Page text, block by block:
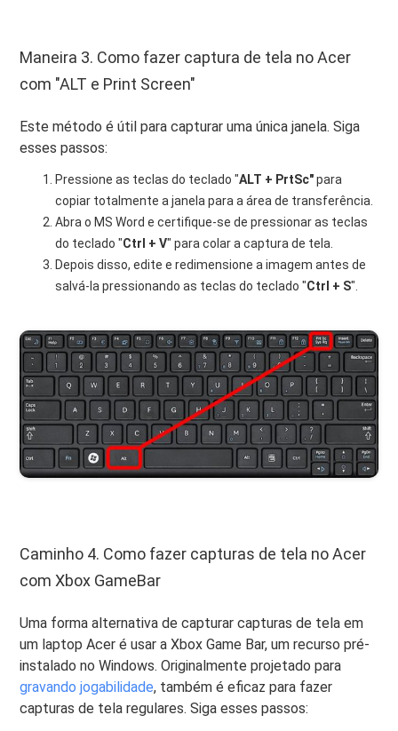
Maneira 3. Como fazer captura de tela no Acer
com "ALT e Print Screen"
Este método é útil para capturar uma única janela. Siga
esses passos:
Pressione as teclas do teclado "ALT + PrtSc"para
copiar totalmente a janela para a área de transferência.
Abra o MS Word e certifique-se de pressionar as teclas
do teclado "Ctrl + V" para colar a captura de tela.
Depois disso, edite e redimensione a imagem antes de
salvá-la pressionando as teclas do teclado "Ctrl + S".
Caminho 4. Como fazer capturas de tela no Acer
com Xbox GameBar
Uma forma alternativa de capturar capturas de tela em
um laptop Acer é usar a Xbox Game Bar, um recurso pré-
instalado no Windows. Originalmente projetado para
gravando jogabilidade, também é eficaz para fazer
capturas de tela regulares. Siga esses passos: